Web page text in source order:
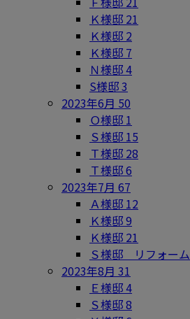
Ｋ様邸 21
Ｋ様邸 2
Ｋ様邸 7
Ｎ様邸4
S様邸3
2023年6月 50
Ｏ様邸 1
Ｓ様邸 15
Ｔ様邸 28
Ｔ様邸6
2023年7月 67
Ａ様邸 12
Ｋ様邸9
Ｋ様邸 21
Ｓ様邸 リフォーム
2023年8月 31
Ｅ様邸4
Ｓ様邸8